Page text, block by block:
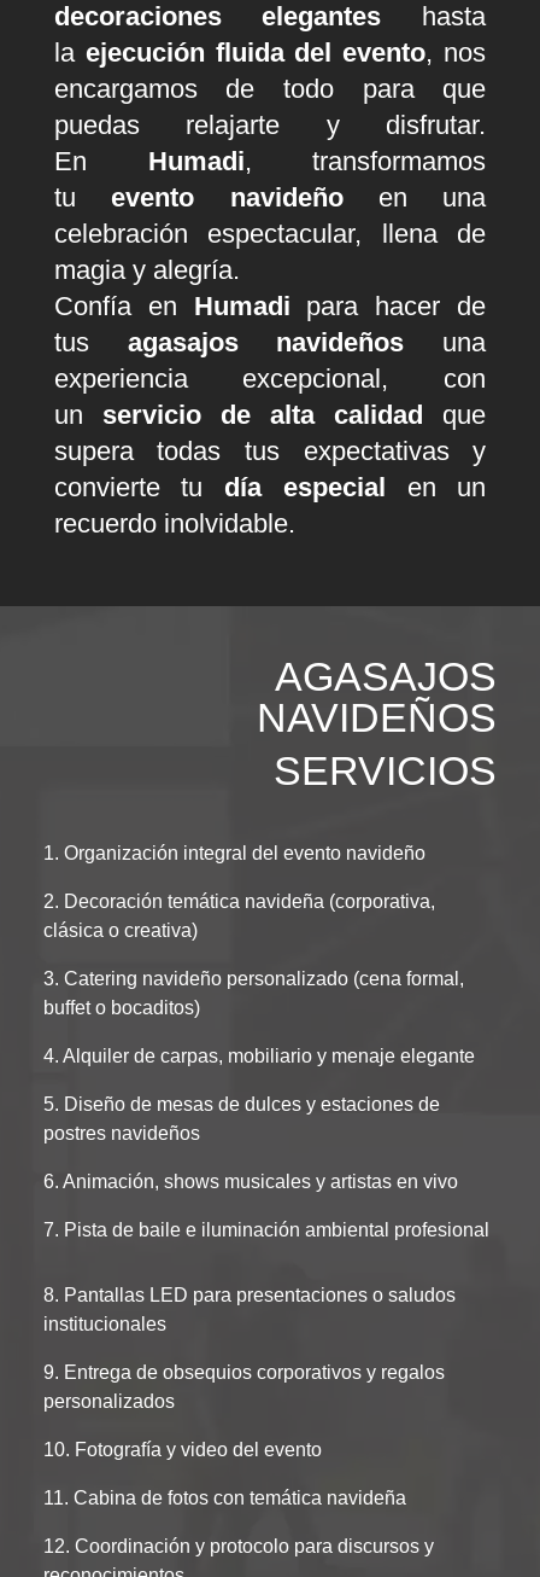
decoraciones elegantes
hasta
la ejecución fluida del evento, nos
encargamos de todo para que
puedas relajarte y disfrutar.
En
Humadi, transformamos
tu
evento navideño
en una
celebración espectacular, llena de
magia y alegría.
Confía en
Humadi para hacer de
tus
agasajos navideños
una
experiencia excepcional, con
un
servicio de alta calidad
que
supera todas tus expectativas y
convierte tu
día especial
en un
recuerdo inolvidable.
AGASAJOS
NAVIDEÑOS
SERVICIOS
1. Organización integral del evento navideño
2. Decoración temática navideña (corporativa,
clásica o creativa)
3. Catering navideño personalizado (cena formal,
buffet o bocaditos)
4. Alquiler de carpas, mobiliario y menaje elegante
5. Diseño de mesas de dulces y estaciones de
postres navideños
6. Animación, shows musicales y artistas en vivo
7. Pista de baile e iluminación ambiental profesional
8. Pantallas LED para presentaciones o saludos
institucionales
9. Entrega de obsequios corporativos y regalos
personalizados
10. Fotografía y video del evento
11. Cabina de fotos con temática navideña
12. Coordinación y protocolo para discursos y